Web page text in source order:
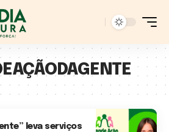
leva serviços